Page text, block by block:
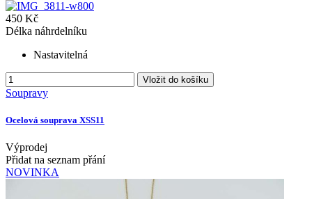
450 Kč
Délka náhrdelníku
Nastavitelná
Vložit do košíku
Soupravy
Ocelová souprava XSS11
Výprodej
Přidat na seznam přání
NOVINKA